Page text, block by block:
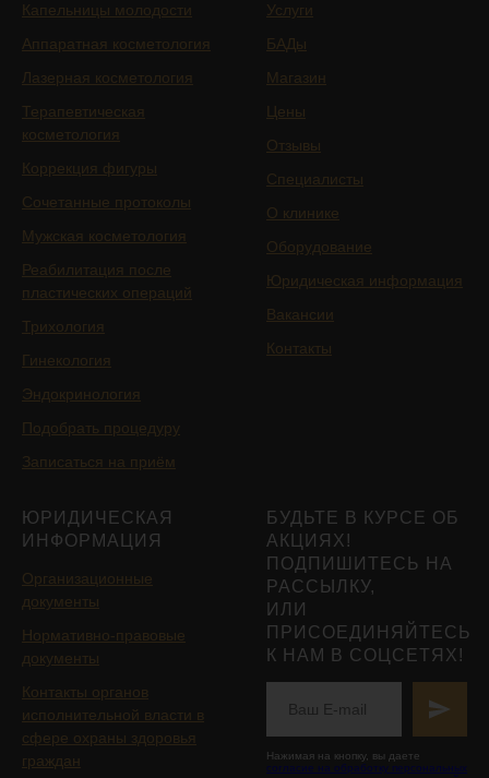
Капельницы молодости
Аппаратная косметология
Лазерная косметология
Терапевтическая
косметология
Коррекция фигуры
Сочетанные протоколы
Мужская косметология
Реабилитация после
пластических операций
Трихология
Гинекология
Эндокринология
Подобрать процедуру
Записаться на приём
Услуги
БАДы
Магазин
Цены
Отзывы
Специалисты
О клинике
Оборудование
Юридическая информация
Вакансии
Контакты
ЮРИДИЧЕСКАЯ
ИНФОРМАЦИЯ
Организационные
документы
Нормативно-правовые
документы
Контакты органов
исполнительной власти в
сфере охраны здоровья
граждан
БУДЬТЕ В КУРСЕ ОБ
АКЦИЯХ!
ПОДПИШИТЕСЬ НА
РАССЫЛКУ,
ИЛИ
ПРИСОЕДИНЯЙТЕСЬ
К НАМ В СОЦСЕТЯХ!
Нажимая на кнопку, вы даете
согласие на обработку персональных